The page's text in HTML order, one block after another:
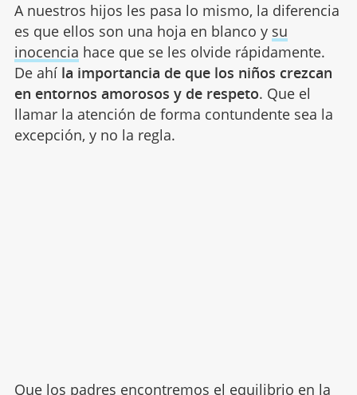
A nuestros hijos les pasa lo mismo, la diferencia
es que ellos son una hoja en blanco y su
inocencia hace que se les olvide rápidamente.
De ahí la importancia de que los niños crezcan
en entornos amorosos y de respeto. Que el
llamar la atención de forma contundente sea la
excepción, y no la regla.
Que los padres encontremos el equilibrio en la